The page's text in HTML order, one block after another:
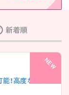
新着順
！高度な医療